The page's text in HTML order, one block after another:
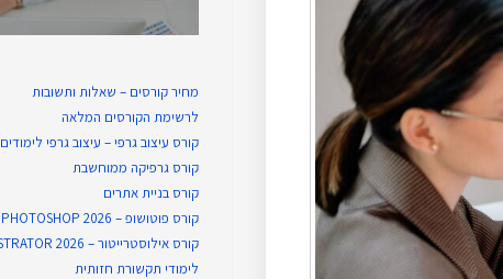
מחיר קורסים – שאלות ותשובות
לרשימת הקורסים המלאה
קורס עיצוב גרפי – עיצוב גרפי לימודים
קורס גרפיקה ממוחשבת
קורס בניית​ אתרים
קורס פוטושופ – ADOBE PHOTOSHOP 2026
קורס אילוסטרייטור – ADOBE ILLUSTRATOR 2026
לימודי תקשורת חזותית